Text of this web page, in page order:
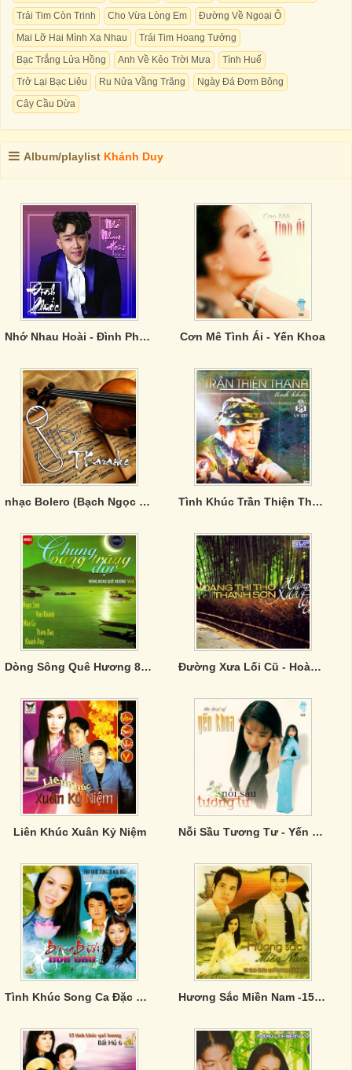
Trái Tim Còn Trinh
Cho Vừa Lòng Em
Đường Về Ngoại Ô
Mai Lỡ Hai Mình Xa Nhau
Trái Tim Hoang Tưởng
Bạc Trắng Lửa Hồng
Anh Về Kẻo Trời Mưa
Tình Huế
Trở Lại Bạc Liêu
Ru Nửa Vầng Trăng
Ngày Đá Đơm Bông
Cây Cầu Dừa
Album/playlist Khánh Duy
Nhớ Nhau Hoài - Đình Phước Cơn Mê Tình Ái - Yến Khoa
nhạc Bolero (Bạch Ngọc Long) Tình Khúc Trần Thiện Thanh - CD3
Dòng Sông Quê Hương 8 - Chung Vầng Trăng Đợi Đường Xưa Lối Cũ - Hoàng Thi Thơ ,Thanh Sơn
Liên Khúc Xuân Kỷ Niệm Nỗi Sầu Tương Tư - Yến Khoa
Tình Khúc Song Ca Đặc Biệt: Quê Hương 7 - Bông Bưởi Hoa Cau Hương Sắc Miền Nam -15 tình khúc quê hương 4